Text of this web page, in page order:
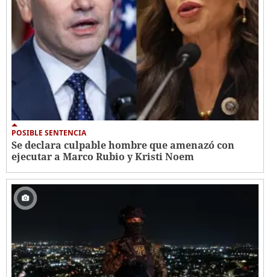
POSIBLE SENTENCIA
Se declara culpable hombre que amenazó con
ejecutar a Marco Rubio y Kristi Noem